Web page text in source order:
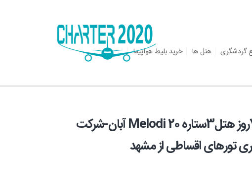
گردشگری هتل ها
خرید بلیط هواپیما
آفرتورآنتالیا از تهران 6شب و7روز هتل3ستاره Melodi 20 آبان-شرکت
تورهای اقساطی از مشهد